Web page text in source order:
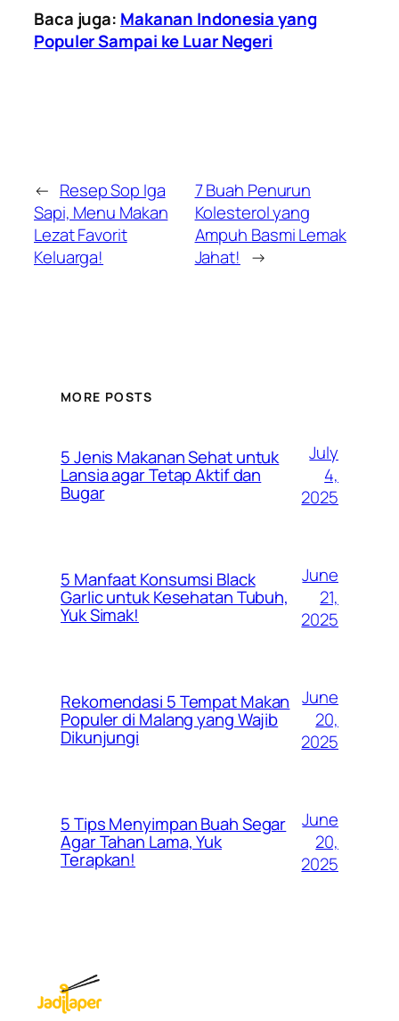
Baca juga: Makanan Indonesia yang
Populer Sampai ke Luar Negeri
← Resep Sop Iga
Sapi, Menu Makan
Lezat Favorit
Keluarga!
7 Buah Penurun
Kolesterol yang
Ampuh Basmi Lemak
Jahat! →
MORE POSTS
5 Jenis Makanan Sehat untuk
Lansia agar Tetap Aktif dan
Bugar
July
4,
2025
5 Manfaat Konsumsi Black
Garlic untuk Kesehatan Tubuh,
Yuk Simak!
June
21,
2025
Rekomendasi 5 Tempat Makan
Populer di Malang yang Wajib
Dikunjungi
June
20,
2025
5 Tips Menyimpan Buah Segar
Agar Tahan Lama, Yuk
Terapkan!
June
20,
2025